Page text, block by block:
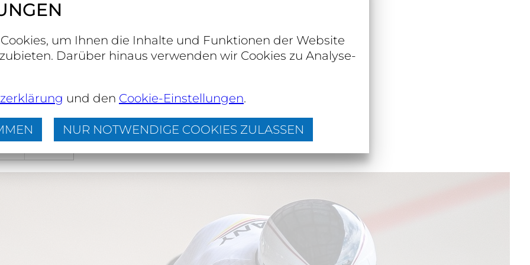
Results
Results
Results
Results
Results
Results
um Ihnen die Inhalte und Funktionen der Website
Darüber hinaus verwenden wir Cookies zu Analyse-
und den Cookie-Einstellungen.
NUR NOTWENDIGE COOKIES ZULASSEN